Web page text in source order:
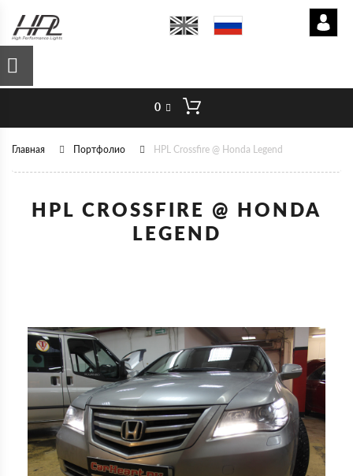
0
Главная Портфолио HPL Crossfire @ Honda Legend
HPL CROSSFIRE @ HONDA
LEGEND